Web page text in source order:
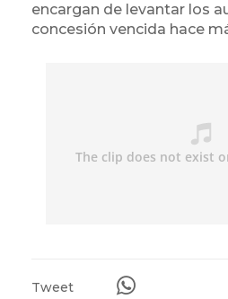
encargan de levantar los
concesión vencida hace
Tweet